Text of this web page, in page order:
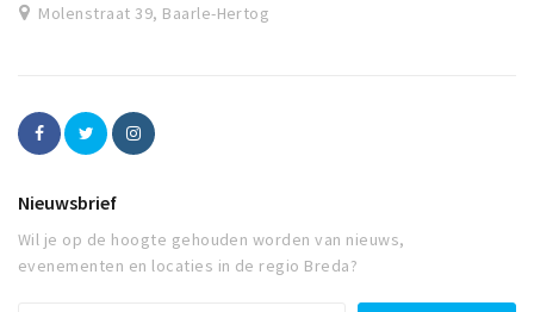
Molenstraat 39, Baarle-Hertog
Nieuwsbrief
Wil je op de hoogte gehouden worden van nieuws,
evenementen en locaties in de regio Breda?